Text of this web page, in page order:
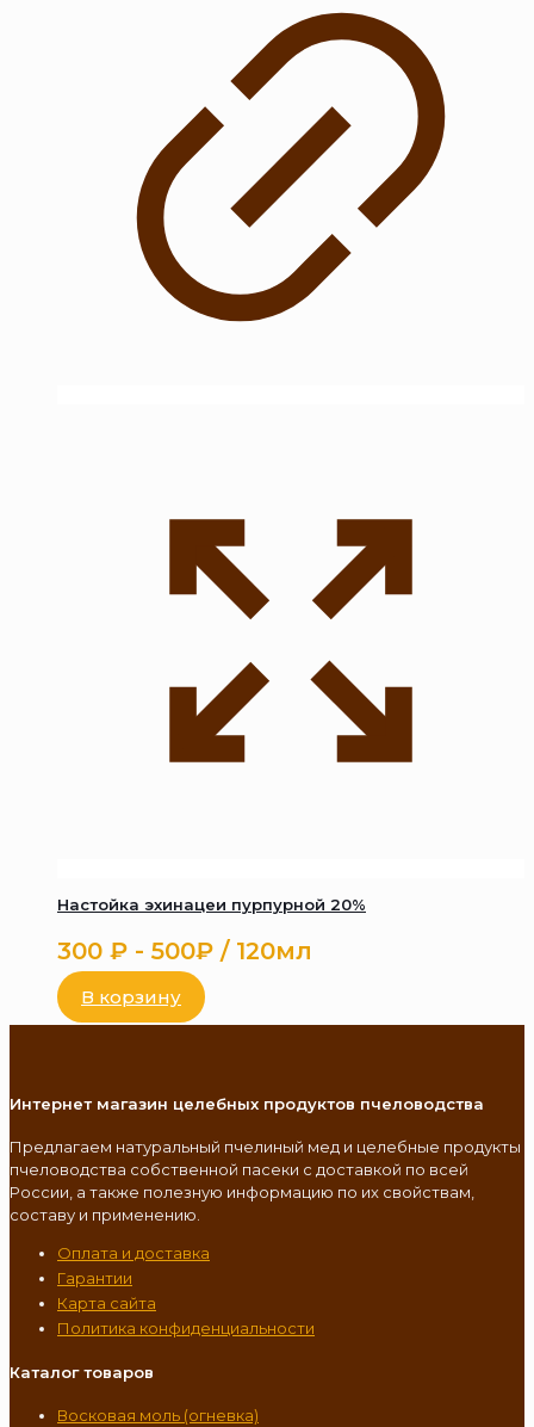
Настойка эхинацеи пурпурной 20%
300 ₽ - 500₽ / 120мл
В корзину
Интернет магазин целебных продуктов пчеловодства
Предлагаем натуральный пчелиный мед и целебные продукты
пчеловодства собственной пасеки с доставкой по всей
России, а также полезную информацию по их свойствам,
составу и применению.
Оплата и доставка
Гарантии
Карта сайта
Политика конфиденциальности
Каталог товаров
Восковая моль (огневка)